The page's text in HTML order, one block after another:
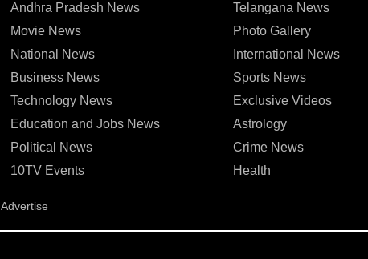
Andhra Pradesh News
Movie News
National News
Business News
Technology News
Education and Jobs News
Political News
10TV Events
Telangana News
Photo Gallery
International News
Sports News
Exclusive Videos
Astrology
Crime News
Health
Advertise